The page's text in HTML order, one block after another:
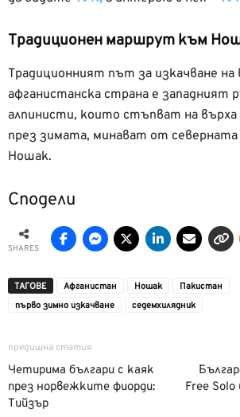
Традиционен маршрут към
Традиционният път за изкачване на
афганистанска страна е западният
алпинисти, които стъпват на
през зимата, минават от северната
Ношак.
Сподели
SHARES
ТАГОВЕ Афганистан Ношак
Пакистан
първо зимно изкачване
седемхилядник
предишна статия
Четирима българи с каяк
през норвежките фиорди:
Тийзър
Free